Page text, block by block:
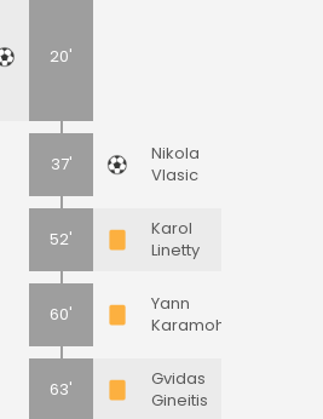
20'
37'
Nikola
Vlasic
52'
Karol
Linetty
60'
Yann
Karamoh
63'
Gvidas
Gineitis